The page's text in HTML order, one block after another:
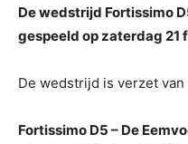
De wedstrijd Fortissimo
gespeeld op zaterdag 21
De wedstrijd is verzet
Fortissimo D5 – De